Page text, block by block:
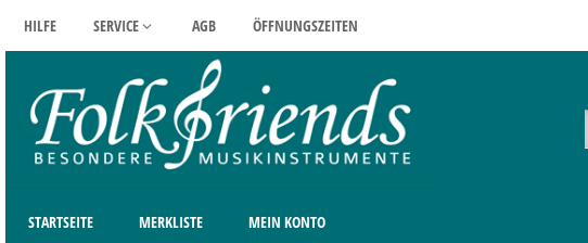
HILFE SERVICE AGB ÖFFNUNGSZEITEN
STARTSEITE MERKLISTE MEIN KONTO